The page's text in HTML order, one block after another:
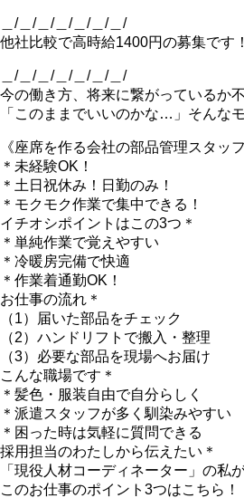
＿/＿/＿/＿/＿/＿/＿/
他社比較で高時給1400円の募集です
＿/＿/＿/＿/＿/＿/＿/
今の働き方、将来に繋がっているか
「このままでいいのかな…」そんな
《座席を作る会社の部品管理スタッフ
＊未経験OK！
＊土日祝休み！日勤のみ！
＊モクモク作業で集中できる！
イチオシポイントはこの3つ＊
＊単純作業で覚えやすい
＊冷暖房完備で快適
＊作業着通勤OK！
お仕事の流れ＊
（1）届いた部品をチェック
（2）ハンドリフトで搬入・整理
（3）必要な部品を現場へお届け
こんな職場です＊
＊髪色・服装自由で自分らしく
＊派遣スタッフが多く馴染みやすい
＊困った時は気軽に質問できる
採用担当のわたしから伝えたい＊
「現役人材コーディネーター」の私が
このお仕事のポイント3つはこちら！